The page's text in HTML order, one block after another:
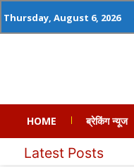
Thursday, August 6, 2026
HOME ब्रेकिंग न्यूज
Latest Posts